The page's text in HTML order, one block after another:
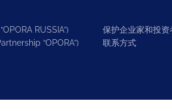
RUSSIA”)
“OPORA”)
保护企业家和投资
联系方式